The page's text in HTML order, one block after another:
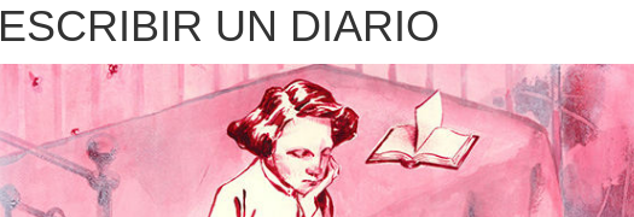
ESCRIBIR UN DIARIO